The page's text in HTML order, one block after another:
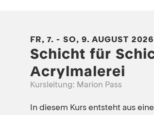
FR, 7. - SO, 9. AUGUST 2026
Schicht für
Acrylmalerei
Kursleitung: Marion Pass
In diesem Kurs entsteht aus